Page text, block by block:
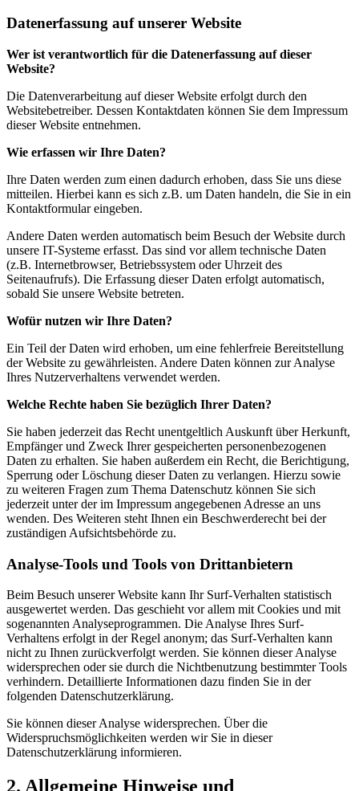
Datenerfassung auf unserer Website
Wer ist verantwortlich für die Datenerfassung auf dieser
Website?
Die Datenverarbeitung auf dieser Website erfolgt durch den
Websitebetreiber. Dessen Kontaktdaten können Sie dem Impressum
dieser Website entnehmen.
Wie erfassen wir Ihre Daten?
Ihre Daten werden zum einen dadurch erhoben, dass Sie uns diese
mitteilen. Hierbei kann es sich z.B. um Daten handeln, die Sie in ein
Kontaktformular eingeben.
Andere Daten werden automatisch beim Besuch der Website durch
unsere IT-Systeme erfasst. Das sind vor allem technische Daten
(z.B. Internetbrowser, Betriebssystem oder Uhrzeit des
Seitenaufrufs). Die Erfassung dieser Daten erfolgt automatisch,
sobald Sie unsere Website betreten.
Wofür nutzen wir Ihre Daten?
Ein Teil der Daten wird erhoben, um eine fehlerfreie Bereitstellung
der Website zu gewährleisten. Andere Daten können zur Analyse
Ihres Nutzerverhaltens verwendet werden.
Welche Rechte haben Sie bezüglich Ihrer Daten?
Sie haben jederzeit das Recht unentgeltlich Auskunft über Herkunft,
Empfänger und Zweck Ihrer gespeicherten personenbezogenen
Daten zu erhalten. Sie haben außerdem ein Recht, die Berichtigung,
Sperrung oder Löschung dieser Daten zu verlangen. Hierzu sowie
zu weiteren Fragen zum Thema Datenschutz können Sie sich
jederzeit unter der im Impressum angegebenen Adresse an uns
wenden. Des Weiteren steht Ihnen ein Beschwerderecht bei der
zuständigen Aufsichtsbehörde zu.
Analyse-Tools und Tools von Drittanbietern
Beim Besuch unserer Website kann Ihr Surf-Verhalten statistisch
ausgewertet werden. Das geschieht vor allem mit Cookies und mit
sogenannten Analyseprogrammen. Die Analyse Ihres Surf-
Verhaltens erfolgt in der Regel anonym; das Surf-Verhalten kann
nicht zu Ihnen zurückverfolgt werden. Sie können dieser Analyse
widersprechen oder sie durch die Nichtbenutzung bestimmter Tools
verhindern. Detaillierte Informationen dazu finden Sie in der
folgenden Datenschutzerklärung.
Sie können dieser Analyse widersprechen. Über die
Widerspruchsmöglichkeiten werden wir Sie in dieser
Datenschutzerklärung informieren.
2. Allgemeine Hinweise und